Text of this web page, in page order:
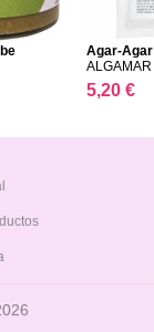
Agar-Agar
ALGAMAR
5,20 €